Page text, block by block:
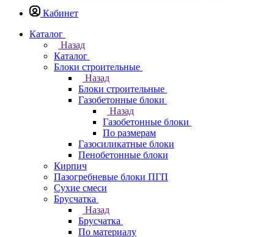
Кабинет
Каталог
Назад
Каталог
Блоки строительные
Назад
Блоки строительные
Газобетонные блоки
Назад
Газобетонные блоки
По размерам
Газосиликатные блоки
Пенобетонные блоки
Кирпич
Пазогребневые блоки ПГП
Сухие смеси
Брусчатка
Назад
Брусчатка
По материалу